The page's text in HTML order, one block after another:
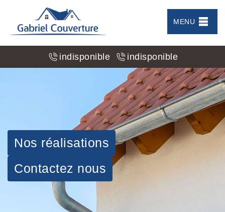
MENU
indisponible indisponible
Nos réalisations
Contactez nous